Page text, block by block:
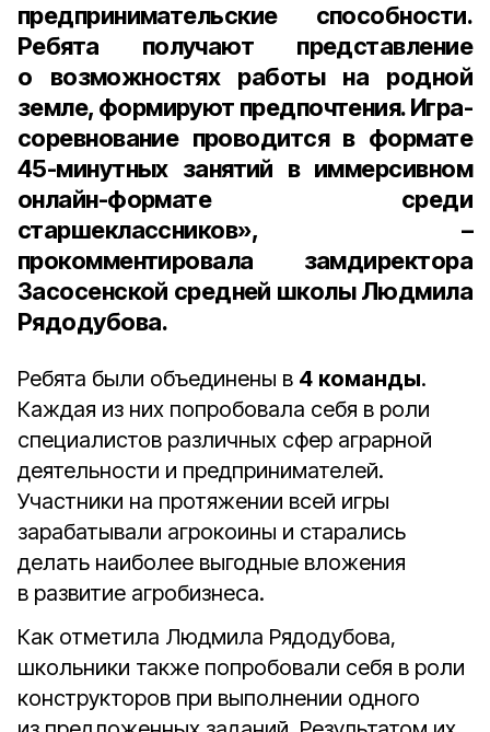
предпринимательские способности.
Ребята получают представление
о возможностях работы на родной
земле, формируют предпочтения. Игра-
соревнование проводится в формате
45-минутныхзанятий в иммерсивном
онлайн-формате среди
старшеклассников», –
прокомментировала замдиректора
Засосенской средней школы Людмила
Рядодубова.
Ребята были объединены в 4 команды.
Каждая из них попробовала себя в роли
специалистов различных сфер аграрной
деятельности и предпринимателей.
Участники на протяжении всей игры
зарабатывали агрокоины и старались
делать наиболее выгодные вложения
в развитие агробизнеса.
Как отметила Людмила Рядодубова,
школьники также попробовали себя в роли
конструкторов при выполнении одного